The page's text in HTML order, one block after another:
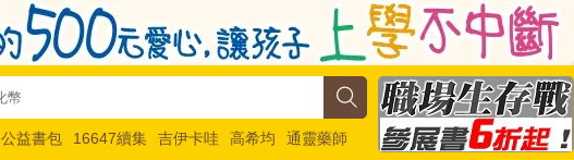
公益書包 16647續集 吉伊卡哇 高希均
通靈藥師